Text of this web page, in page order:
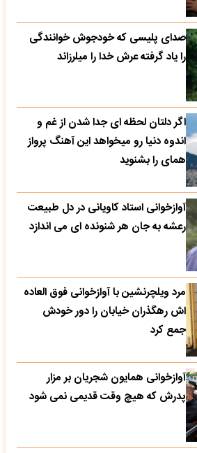
صدای پلیسی که خودجوش خوانندگی
را یاد گرفته عرش خدا را میلرزاند
اگر دلتان لحظه ای جدا شدن از غم و
اندوه دنیا رو میخواهد این آهنگ پرواز
همای را بشنوید
آوازخوانی استاد کاویانی در دل طبیعت
رعشه به جان هر شنونده ای می اندازد
مرد ویلچرنشین با آوازخوانی فوق العاده
اش رهگذران خیابان را دور خودش
جمع کرد
آوازخوانی همایون شجریان بر مزار
پدرش که هیچ وقت قدیمی نمی شود